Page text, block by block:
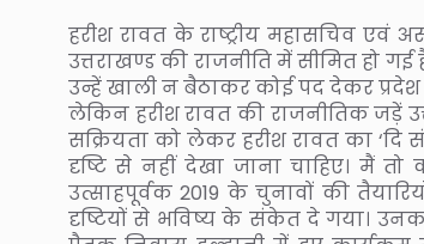
हरीश रावत के राष्ट्रीय महासचिव एवं
उत्तराखण्ड की राजनीति में सीमित हो
उन्हें खाली न बैठाकर कोई पद देकर
लेकिन हरीश रावत की राजनीतिक जड़ें
सक्रियता को लेकर हरीश रावत का
दृष्टि से नहीं देखा जाना चाहिए। मैं
उत्साहपूर्वक 2019 के चुनावों की
दृष्टियों से भविष्य के संकेत दे गया।